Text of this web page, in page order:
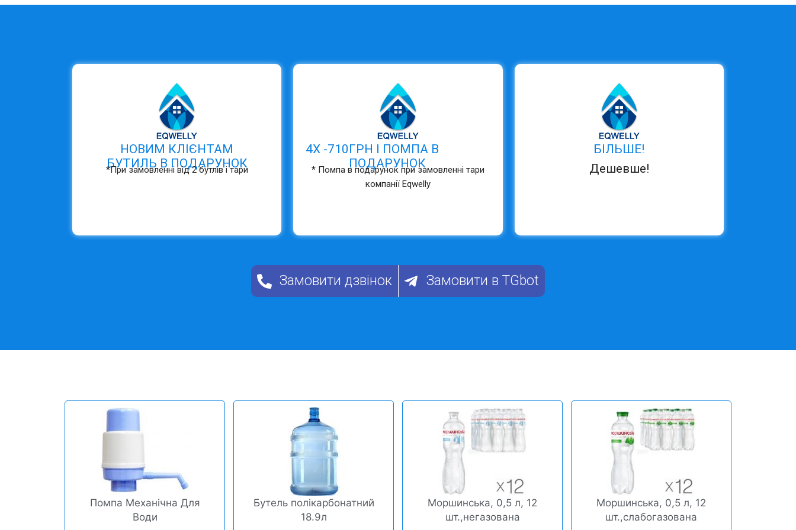
НОВИМ КЛІЄНТАМ
БУТИЛЬ В ПОДАРУНОК
*При замовленні від 2 бутлів і тари
4Х -710ГРН І ПОМПА В
ПОДАРУНОК
* Помпа в подарунок при замовленні тари
компанії Eqwelly
БІЛЬШЕ!
Дешевше!
Замовити дзвінок Замовити в TGbot
Помпа Механічна Для
Води
Бутель полікарбонатний
18.9л
Моршинська, 0,5 л, 12
шт.,негазована
Моршинська, 0,5 л, 12
шт.,слабогазована